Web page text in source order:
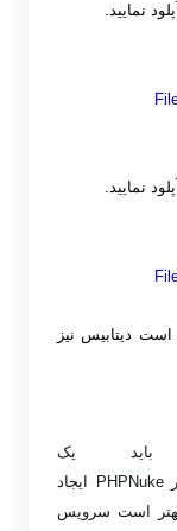
نمایید.
نمایید.
دیتابیس نیز
یک
PHPNuke
ایجاد
است سرویس